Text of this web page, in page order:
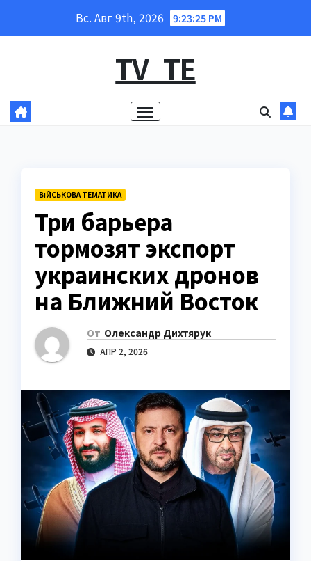
Вс. Авг 9th, 2026 9:23:26 PM
TV_TE
ВІЙСЬКОВА ТЕМАТИКА
Три барьера
тормозят экспорт
украинских дронов
на Ближний Восток
От Олександр Дихтярук
АПР 2, 2026